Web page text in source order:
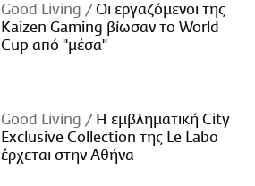
Good Living
Οι εργαζόμενοι της
Kaizen Gaming βίωσαν το World
Cup από "μέσα"
Good Living
Η εμβληματική City
Exclusive Collection της Le Labo
έρχεται στην Αθήνα